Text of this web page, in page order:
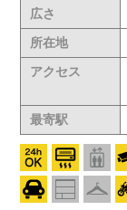
広さ
所在地
アクセス
最寄駅